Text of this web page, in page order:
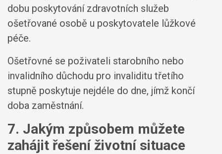
dobu poskytování zdravotních služeb
ošetřované osobě u poskytovatele lůžkové
péče.
Ošetřovné se poživateli starobního nebo
invalidního důchodu pro invaliditu třetího
stupně poskytuje nejdéle do dne, jímž končí
doba zaměstnání.
7. Jakým způsobem můžete
zahájit řešení životní situace